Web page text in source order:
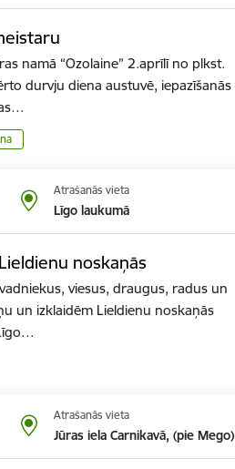
namā “Ozolaine” 2.aprīlī no plkst.
durvju diena austuvē, iepazīšanās
Atrašanās vieta
Līgo laukumā
noskaņās
viesus, draugus, radus un
un izklaidēm Lieldienu noskaņās
Atrašanās vieta
Jūras iela Carnikavā, (pie Mego)